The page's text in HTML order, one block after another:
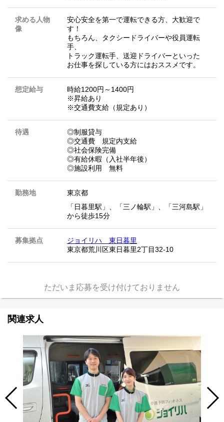
求める人物
像
安心安全を第一で運転できる方、大歓迎で
す！
もちろん、タクシードライバーや役員運転
手、
トラック運転手、送迎ドライバーといった
お仕事を探している方にはおススメです。
想定給与
時給1200円～1400円
※昇給あり
※交通費支給（規定あり）
待遇
◎制服貸与
◎交通費 規定内支給
◎社会保険完備
◎有給休暇（入社半年後）
◎施設利用 無料
勤務地
東京都
「日暮里駅」、「三ノ輪駅」、「三河島駅」
から徒歩15分
募集拠点
ジョイリハ 東日暮里
東京都荒川区東日暮里2丁目32-10
ただいま応募を受け付けておりません
関連求人